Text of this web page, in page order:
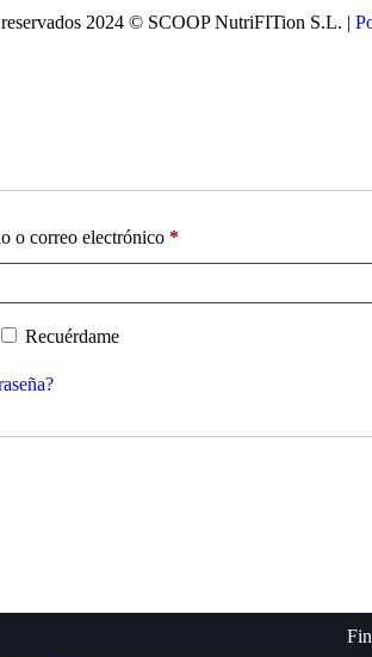
2024 © SCOOP NutriFITion S.L. |
o correo electrónico *
Recuérdame